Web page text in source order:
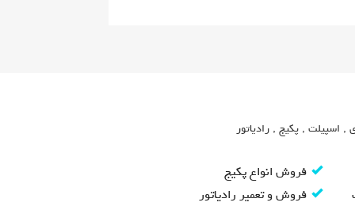
, اسپیلت , پکیج , رادیاتور
فروش انواع پکیج
فروش و تعمیر رادیاتور